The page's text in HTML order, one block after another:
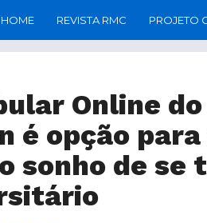
HOME REVISTA RMC PROJETO
Online
é opção
sonho de se